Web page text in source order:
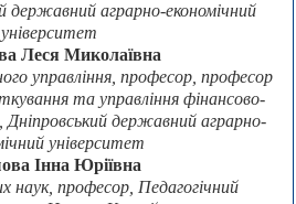
державний аграрно-економічний
університет
Леся Миколаївна
управління, професор, професор
та управління фінансово-
Дніпровський державний аграрно-
університет
Інна Юріївна
наук, професор, Педагогічний